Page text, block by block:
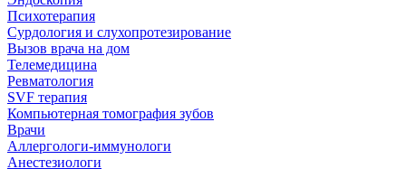
Психотерапия
Сурдология и слухопротезирование
Вызов врача на дом
Телемедицина
Ревматология
SVF терапия
Компьютерная томография зубов
Врачи
Аллергологи-иммунологи
Анестезиологи